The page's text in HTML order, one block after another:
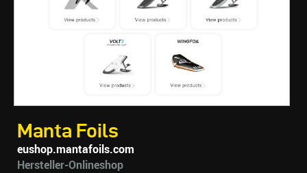
Manta Foils
eushop.mantafoils.com
Hersteller-Onlineshop